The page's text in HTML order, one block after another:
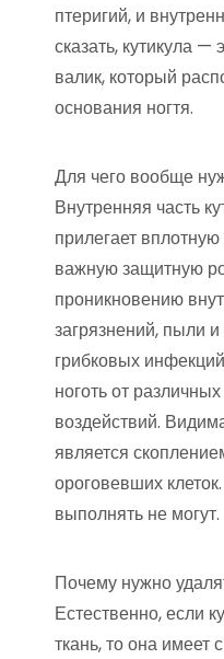
птеригий, и
сказать, кутикула
валик, который
основания ногтя.
Для чего вообще
Внутренняя часть
прилегает вплотную
важную защитную
проникновению
загрязнений, пыли
грибковых
ноготь от
воздействий.
является
ороговевших
выполнять не могут.
Почему нужно
Естественно, если
ткань, то она имеет